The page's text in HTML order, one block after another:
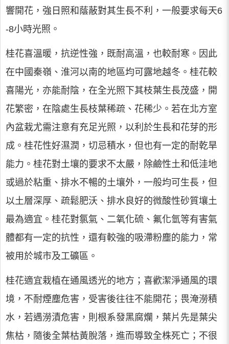
響開花，強日照和蔭蔽對其生長不利，一般要求每天6
-8小時光照。
桂花喜溫暖，抗逆性強，既耐高溫，也較耐寒。因此
在中國秦嶺、淮河以南的地區均可露地越冬。桂花較
喜陽光，亦能耐陰，在全光照下其枝葉生長茂盛，開
花繁密，在陰處生長枝葉稀疏、花稀少。若在北方室
內盆栽尤需注意有充足光照，以利於生長和花芽的形
成。桂花性好濕潤，切忌積水，但也有一定的耐乾旱
能力。桂花對土壤的要求不太嚴，除鹼性土和低洼地
或過於粘重、排水不暢的土壤外，一般均可生長，但
以土層深厚、疏鬆肥沃、排水良好的微酸性砂質壤土
最為適宜。桂花對氯氣、二氧化硫、氟化氫等有害氣
體都有一定的抗性，還有較強的吸滯粉塵的能力，常
被用於城市及工礦區。
桂花適宜栽植在通風透光的地方；喜歡潔淨通風的環
境，不耐煙塵危害，受害後往往不能開花；畏淹澇積
水，若遇澇漬危害，則根系發黑腐爛，葉片先是葉尖
焦枯，隨後全葉枯黃脫落，進而導致全株死亡；不很